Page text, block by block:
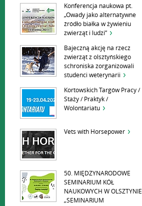
Konferencja naukowa pt.
„Owady jako alternatywne
źródło białka w żywieniu
zwierząt i ludzi”
Bajeczną akcję na rzecz
zwierząt z olsztyńskiego
schroniska zorganizowali
studenci weterynarii
Kortowskich Targów Pracy /
Staży / Praktyk /
Wolontariatu
Vets with Horsepower
50. MIĘDZYNARODOWE
SEMINARIUM KÓŁ
NAUKOWYCH W OLSZTYNIE
„SEMINARIUM